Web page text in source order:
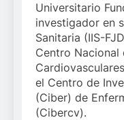
Universitario
investigador en
Sanitaria (IIS-
Centro Nacional
el Centro de
(Ciber) de
(Cibercv).